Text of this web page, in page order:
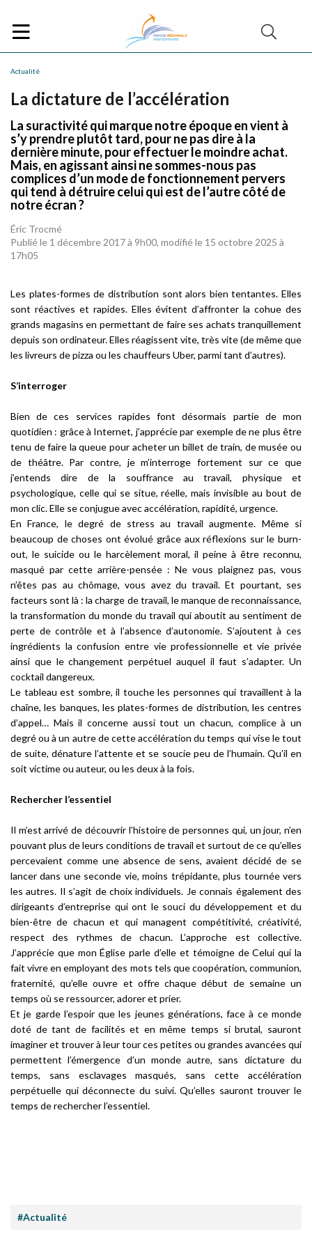
Actualité
La dictature de l’accélération
La suractivité qui marque notre époque en vient à
s’y prendre plutôt tard, pour ne pas dire à la
dernière minute, pour effectuer le moindre achat.
Mais, en agissant ainsi ne sommes-nous pas
complices d’un mode de fonctionnement pervers
qui tend à détruire celui qui est de l’autre côté de
notre écran ?
Éric Trocmé
Publié le 1 décembre 2017 à 9h00, modifié le 15 octobre 2025 à
17h05
Les plates-formes de distribution sont alors bien tentantes. Elles
sont réactives et rapides. Elles évitent d’affronter la cohue des
grands magasins en permettant de faire ses achats tranquillement
depuis son ordinateur. Elles réagissent vite, très vite (de même que
les livreurs de pizza ou les chauffeurs Uber, parmi tant d’autres).
S’interroger
Bien de ces services rapides font désormais partie de mon
quotidien : grâce à Internet, j’apprécie par exemple de ne plus être
tenu de faire la queue pour acheter un billet de train, de musée ou
de théâtre. Par contre, je m’interroge fortement sur ce que
j’entends dire de la souffrance au travail, physique et
psychologique, celle qui se situe, réelle, mais invisible au bout de
mon clic. Elle se conjugue avec accélération, rapidité, urgence.
En France, le degré de stress au travail augmente. Même si
beaucoup de choses ont évolué grâce aux réflexions sur le burn-
out, le suicide ou le harcèlement moral, il peine à être reconnu,
masqué par cette arrière-pensée : Ne vous plaignez pas, vous
n’êtes pas au chômage, vous avez du travail. Et pourtant, ses
facteurs sont là : la charge de travail, le manque de reconnaissance,
la transformation du monde du travail qui aboutit au sentiment de
perte de contrôle et à l’absence d’autonomie. S’ajoutent à ces
ingrédients la confusion entre vie professionnelle et vie privée
ainsi que le changement perpétuel auquel il faut s’adapter. Un
cocktail dangereux.
Le tableau est sombre, il touche les personnes qui travaillent à la
chaîne, les banques, les plates-formes de distribution, les centres
d’appel… Mais il concerne aussi tout un chacun, complice à un
degré ou à un autre de cette accélération du temps qui vise le tout
de suite, dénature l’attente et se soucie peu de l’humain. Qu’il en
soit victime ou auteur, ou les deux à la fois.
Rechercher l’essentiel
Il m’est arrivé de découvrir l’histoire de personnes qui, un jour, n’en
pouvant plus de leurs conditions de travail et surtout de ce qu’elles
percevaient comme une absence de sens, avaient décidé de se
lancer dans une seconde vie, moins trépidante, plus tournée vers
les autres. Il s’agit de choix individuels. Je connais également des
dirigeants d’entreprise qui ont le souci du développement et du
bien-être de chacun et qui managent compétitivité, créativité,
respect des rythmes de chacun. L’approche est collective.
J’apprécie que mon Église parle d’elle et témoigne de Celui qui la
fait vivre en employant des mots tels que coopération, communion,
fraternité, qu’elle ouvre et offre chaque début de semaine un
temps où se ressourcer, adorer et prier.
Et je garde l’espoir que les jeunes générations, face à ce monde
doté de tant de facilités et en même temps si brutal, sauront
imaginer et trouver à leur tour ces petites ou grandes avancées qui
permettent l’émergence d’un monde autre, sans dictature du
temps, sans esclavages masqués, sans cette accélération
perpétuelle qui déconnecte du suivi. Qu’elles sauront trouver le
temps de rechercher l’essentiel.
#Actualité